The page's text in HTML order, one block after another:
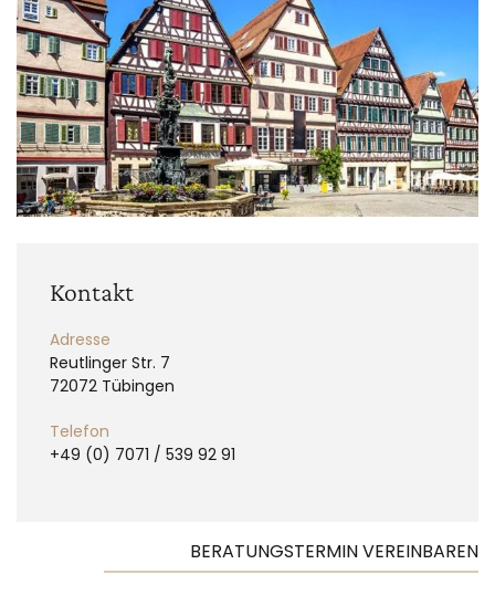
Kontakt
Adresse
Reutlinger Str. 7
72072 Tübingen
Telefon
+49 (0) 7071 / 539 92 91
BERATUNGSTERMIN VEREINBAREN